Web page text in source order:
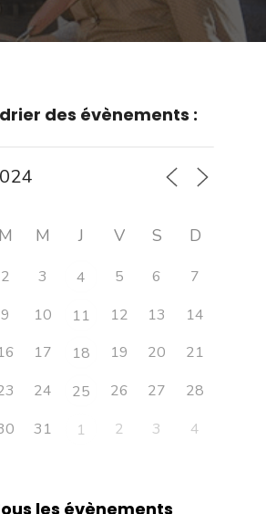
des évènements :
M M J V S D
2 3 4 5 6
7
9 10 11 12 13
14
17 18 19 20
21
24 25 26 27
28
31 1 2 3 4
les évènements